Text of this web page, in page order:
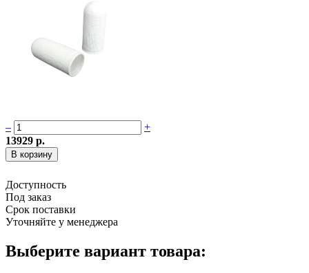
–
+
13929 р.
Доступность
Под заказ
Срок поставки
Уточняйте у менеджера
Выберите вариант товара: